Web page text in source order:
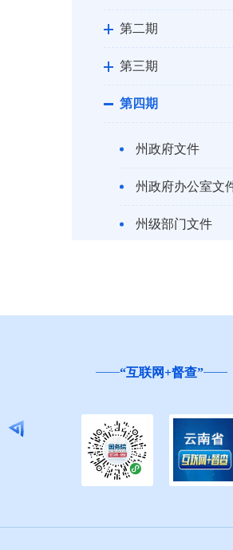
第二期
第三期
第四期
州政府文件
州政府办公室文
州级部门文件
第六期
第七期
第八期
第十期
“互联网+督查”